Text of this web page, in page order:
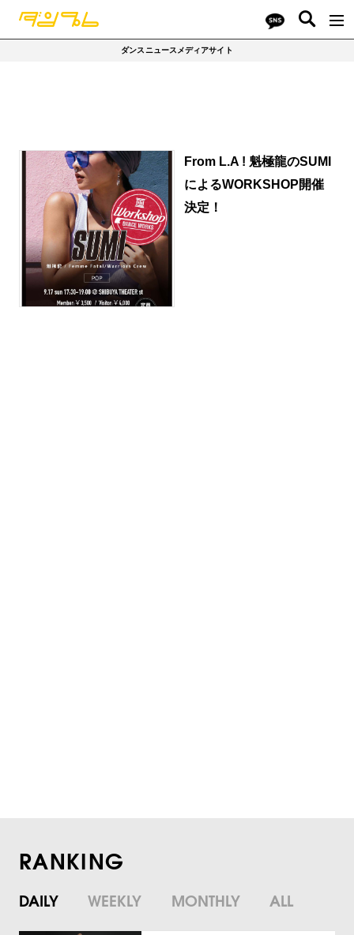
ダンスニュースメディアサイト
From L.A ! 魁極龍のSUMI
によるWORKSHOP開催
決定！
RANKING
DAILY WEEKLY MONTHLY ALL